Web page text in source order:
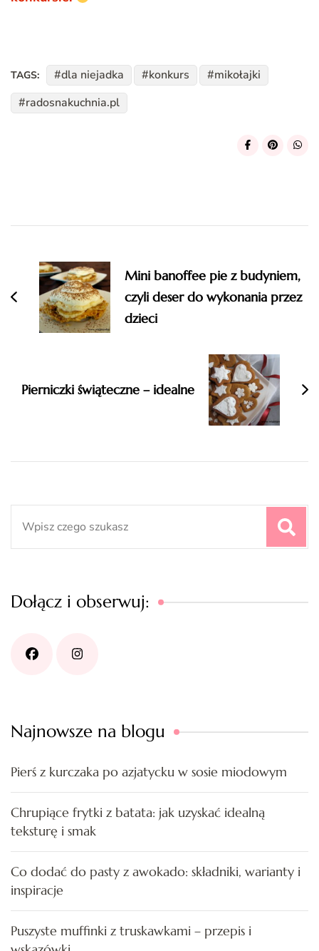
TAGS: dla niejadka konkurs
mikołajki
radosnakuchnia.pl
Navigation
Mini banoffee pie z budyniem,
czyli deser do wykonania przez
dzieci
Pierniczki świąteczne – idealne
Dołącz i obserwuj:
Najnowsze na blogu
Pierś z kurczaka po azjatycku w sosie miodowym
Chrupiące frytki z batata: jak uzyskać idealną
teksturę i smak
Co dodać do pasty z awokado: składniki, warianty i
inspiracje
Puszyste muffinki z truskawkami – przepis i